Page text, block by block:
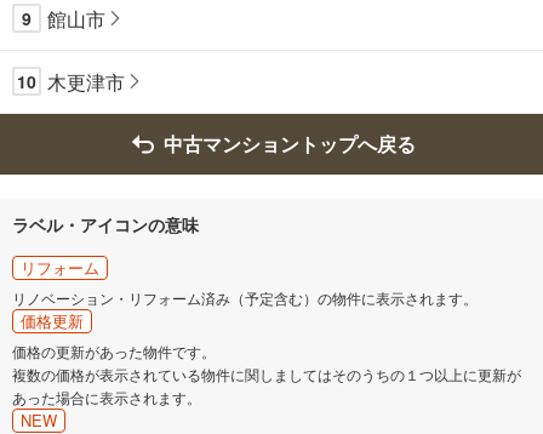
9 館山市
10 木更津市
中古マンショントップへ戻る
ラベル・アイコンの意味
リフォーム
リノベーション・リフォーム済み（予定含む）の物件に表示されます。
価格更新
価格の更新があった物件です。
複数の価格が表示されている物件に関しましてはそのうちの１つ以上に更新が
あった場合に表示されます。
NEW